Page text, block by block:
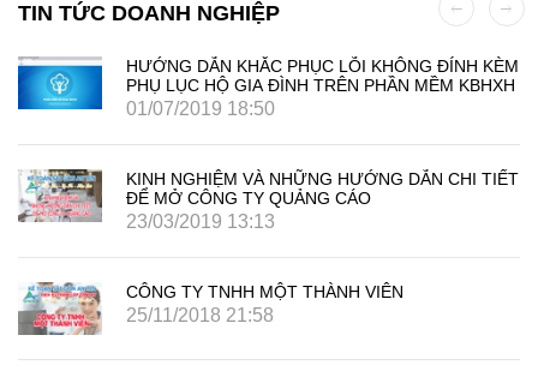
TIN TỨC DOANH NGHIỆP
HƯỚNG DẪN KHẮC PHỤC LỖI KHÔNG ĐÍNH KÈM
PHỤ LỤC HỘ GIA ĐÌNH TRÊN PHẦN MỀM KBHXH
01/07/2019 18:50
KINH NGHIỆM VÀ NHỮNG HƯỚNG DẪN CHI TIẾT
ĐỂ MỞ CÔNG TY QUẢNG CÁO
23/03/2019 13:13
CÔNG TY TNHH MỘT THÀNH VIÊN
25/11/2018 21:58